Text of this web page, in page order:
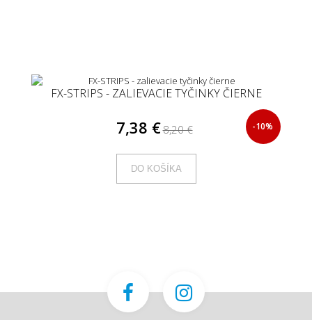
FX-STRIPS - ZALIEVACIE TYČINKY ČIERNE
7,38 €8,20 € -10%
DO KOŠÍKA